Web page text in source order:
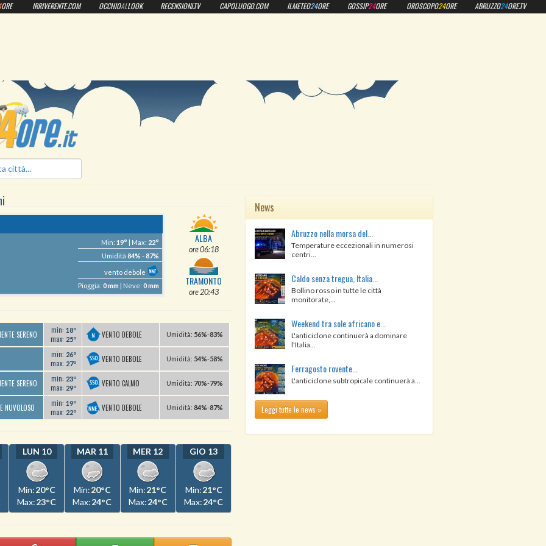
ilmeteo24ore.it
Min:19° | Max: 22°
Umidità84%-87%
vento debole
Pioggia:0 mm | Neve:0 mm
ALBA
ore 06:18
TRAMONTO
ore 20:43
SERENO min: 18º
max: 25º VENTO DEBOLE Umidità: 56%-83%
min: 26º
max: 27º VENTO DEBOLE Umidità: 54%-58%
SERENO min: 23º
max: 29º VENTO CALMO Umidità: 70%-79%
NUVOLOSO min: 19º
max: 22º VENTO DEBOLE Umidità: 84%-87%
LUN 10
Min:20°C
Max:23°C
MAR 11
Min:20°C
Max:24°C
MER 12
Min:21°C
Max:24°C
GIO 13
Min:21°C
Max:24°C
News
Abruzzo nella morsa del...
Temperature eccezionali in numerosi
centri...
Caldo senza tregua, Italia...
Bollino rosso in tutte le città
monitorate,...
Weekend tra sole africano e...
L'anticiclone continuerà a dominare
l'Italia...
Ferragosto rovente...
L'anticiclone subtropicale continuerà a...
Leggi tutte le news »
ORE IRRIVERENTE.COM OCCHIOALLOOK RECENSIONI.TV CAPOLUOGO.COM ILMETEO24ORE GOSSIP24ORE OROSCOPO24ORE ABRUZZO24ORE.TV